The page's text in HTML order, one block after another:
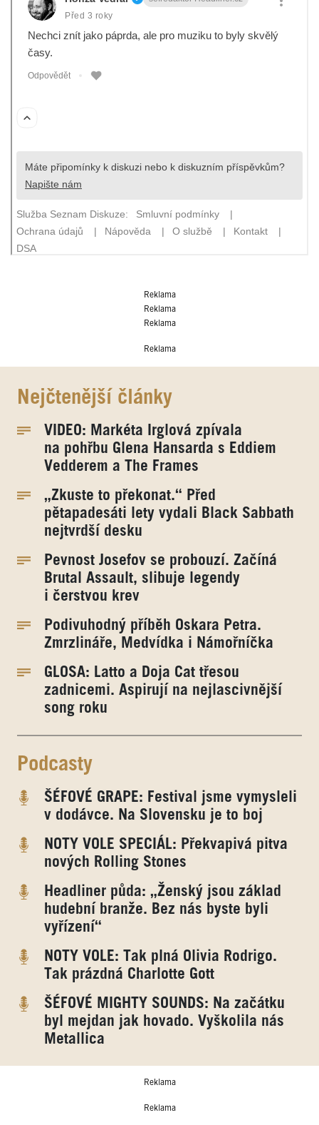
Reklama
Reklama
Reklama
Reklama
Nejčtenější články
VIDEO: Markéta Irglová zpívala
na pohřbu Glena Hansarda s Eddiem
Vedderem a The Frames
„Zkuste to překonat.“ Před
pětapadesáti lety vydali Black Sabbath
nejtvrdší desku
Pevnost Josefov se probouzí. Začíná
Brutal Assault, slibuje legendy
i čerstvou krev
Podivuhodný příběh Oskara Petra.
Zmrzlináře, Medvídka i Námořníčka
GLOSA: Latto a Doja Cat třesou
zadnicemi. Aspirují na nejlascivnější
song roku
Podcasty
ŠÉFOVÉ GRAPE: Festival jsme vymysleli
v dodávce. Na Slovensku je to boj
NOTY VOLE SPECIÁL: Překvapivá pitva
nových Rolling Stones
Headliner půda: „Ženský jsou základ
hudební branže. Bez nás byste byli
vyřízení“
NOTY VOLE: Tak plná Olivia Rodrigo.
Tak prázdná Charlotte Gott
ŠÉFOVÉ MIGHTY SOUNDS: Na začátku
byl mejdan jak hovado. Vyškolila nás
Metallica
Reklama
Reklama